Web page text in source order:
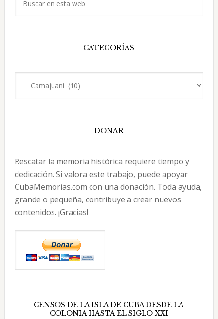
CATEGORÍAS
DONAR
Rescatar la memoria histórica requiere tiempo y
dedicación. Si valora este trabajo, puede apoyar
CubaMemorias.com con una donación. Toda ayuda,
grande o pequeña, contribuye a crear nuevos
contenidos. ¡Gracias!
CENSOS DE LA ISLA DE CUBA DESDE LA
COLONIA HASTA EL SIGLO XXI